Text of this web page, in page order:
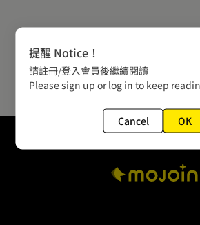
提醒 Notice！
請註冊/登入會員後繼續閱讀
Please sign up or log in to keep
Cancel OK